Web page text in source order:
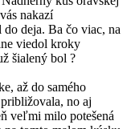
nakazí
deja. Ba čo viac, na
viedol kroky
šialený bol ?
až do samého
no aj
veľmi milo potešená